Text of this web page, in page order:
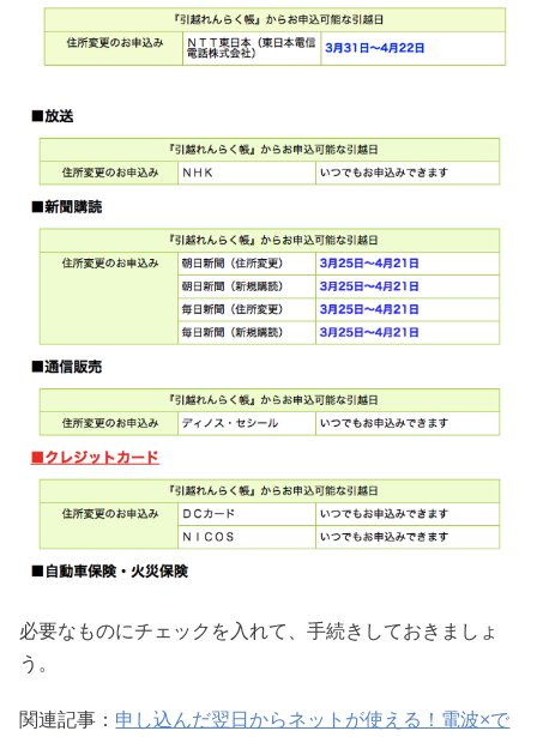
必要なものにチェックを入れて、手続きしておきましょ
う。
関連記事： 申し込んだ翌日からネットが使える！電波×で